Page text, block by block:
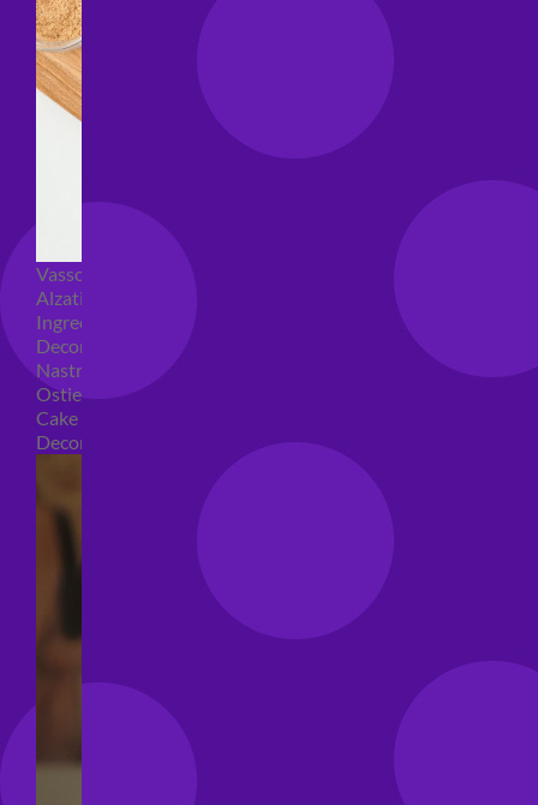
Vassoi e sottotorta
Alzatine per dolci
Ingredienti torte
Decorazioni torte
Nastri e girotorte
Ostie per torte
Cake Topper
Decori per torte